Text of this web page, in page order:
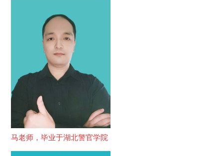
马老师，毕业于湖北警官学院